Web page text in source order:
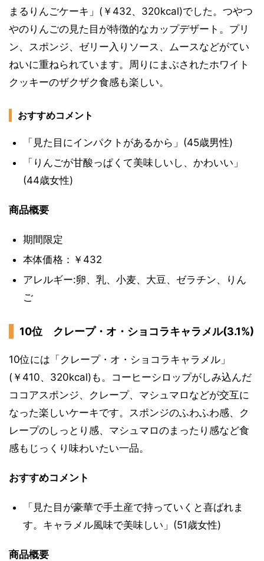
まるりんごケーキ」(￥432、320kcal)でした。つやつ
やのりんごの見た目が特徴的なカップデザート。プリ
ン、スポンジ、ゼリー入りソース、ムースなどがてい
ねいに重ねられています。周りにまぶされたホワイト
クッキーのザクザク食感も楽しい。
おすすめコメント
「見た目にインパクトがあるから」(45歳男性)
「りんごが甘酸っぱくて美味しいし、かわいい」
(44歳女性)
商品概要
期間限定
本体価格：￥432
アレルギー:卵、乳、小麦、大豆、ゼラチン、りん
ご
10位 クレープ・オ・ショコラキャラメル(3.1%)
10位には「クレープ・オ・ショコラキャラメル」
(￥410、320kcal)も。コーヒーシロップがしみ込んだ
ココアスポンジ、クレープ、マシュマロなどが交互に
なった楽しいケーキです。スポンジのふわふわ感、ク
レープのしっとり感、マシュマロのまったり感など食
感もじっくり味わいたい一品。
おすすめコメント
「見た目が豪華で手土産で持っていくと喜ばれま
す。キャラメル風味で美味しい」(51歳女性)
商品概要